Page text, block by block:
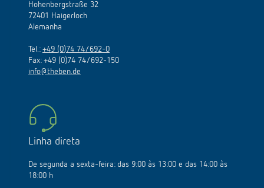
Hohenbergstraße 32
72401 Haigerloch
Alemanha
Tel.: +49 (0)74 74/692-0
Fax: +49 (0)74 74/692-150
info@theben.de
Linha direta
De segunda a sexta-feira: das 9:00 às 13:00 e das 14:00 às
18:00 h